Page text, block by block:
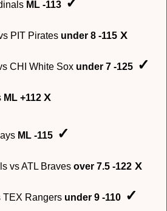
ML -113
PIT Pirates under 8 -115 X
CHI White Sox under 7 -125 ✓
ML +112 X
ML -115 ✓
vs ATL Braves over 7.5 -122 X
TEX Rangers under 9 -110 ✓